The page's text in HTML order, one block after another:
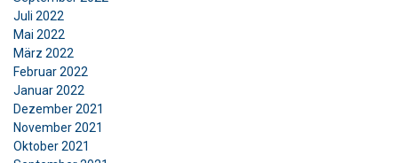
Juli 2022
Mai 2022
März 2022
Februar 2022
Januar 2022
Dezember 2021
November 2021
Oktober 2021
mit anderen Informationen kombinieren, die Sie
ihnen bereitgestellt haben oder die sie im
Rahmen Ihrer Nutzung ihrer Dienste gesammelt
haben.
Unbedingt
erforderlich